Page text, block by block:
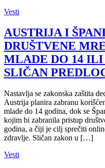
Vesti
AUSTRIJA I
DRUŠTVENE
MLADE DO 14 ILI
SLIČAN
Nastavlja se zakonska zaštita
Austrija planira zabranu
mlade do 14 godina, dok se
kojim bi zabranila pristup
godina, a čiji je cilj sprečiti
zdravlje. Sličan zakon u […]
Vesti